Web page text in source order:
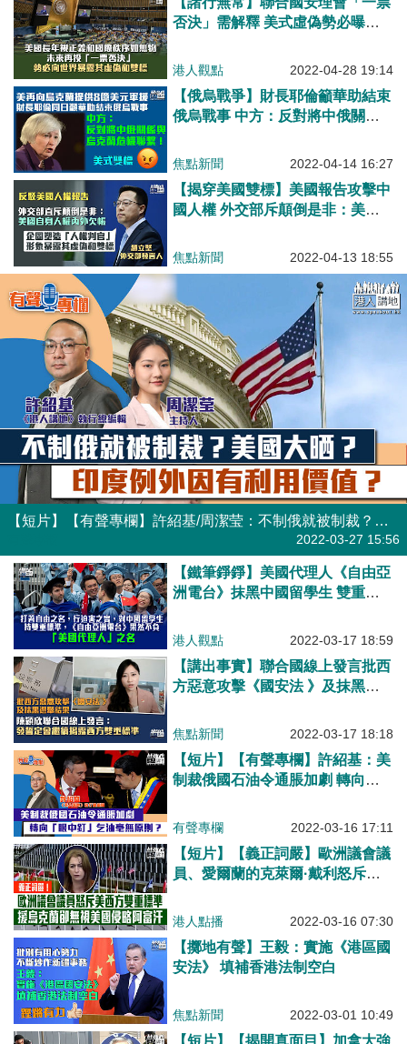
否決」需解釋 美式虛偽勢必曝光
港人觀點 2022-04-28 19:14
【俄烏戰爭】財長耶倫籲華助結束
俄烏戰事 中方：反對將中俄關係
焦點新聞 2022-04-14 16:27
【揭穿美國雙標】美國報告攻擊中
國人權 外交部斥顛倒是非：美國
焦點新聞 2022-04-13 18:55
【短片】【有聲專欄】許紹基/周潔莹：不制俄就被制裁？美國大晒？印度例外因有利用價值？
2022-03-27 15:56
【鐵筆錚錚】美國代理人《自由亞
洲電台》抹黑中國留學生 雙重標
港人觀點 2022-03-17 18:59
【講出事實】聯合國線上發言批西
方惡意攻擊《國安法 》及抹黑選
露西方雙重標準
焦點新聞 2022-03-17 18:18
【短片】【有聲專欄】許紹基：美
制裁俄國石油令通脹加劇 轉向
有聲專欄 2022-03-16 17:11
【短片】【義正詞嚴】歐洲議會議
員、愛爾蘭的克萊爾·戴利怒斥美
國侵略阿富汗
港人點播 2022-03-16 07:30
【擲地有聲】王毅：實施《港區國
安法》 填補香港法制空白
焦點新聞 2022-03-01 10:49
【短片】【揭開真面目】加拿大強